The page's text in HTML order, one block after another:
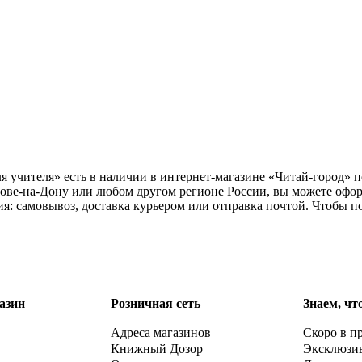
есть в наличии в интернет-магазине «Читай-
на-Дону или любом другом регионе России, вы можете
самовывоз, доставка курьером или отправка почтой.
Розничная сеть
Адреса магазинов
Книжный Дозор
Знаем,
Скоро в